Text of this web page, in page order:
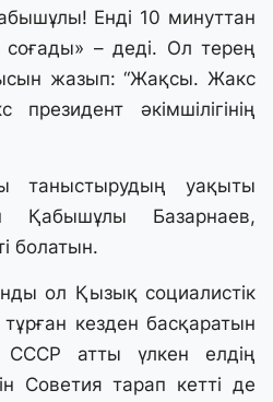
Енді 10 минуттан
соғады» – деді. Ол терең
жазып: “Жақсы. Жакс
әкімшілігінің
таныстырудың уақыты
Қабышұлы Базарнаев,
болатын.
ол Қызық социалистік
кезден басқаратын
атты үлкен елдің
Советия тарап кетті де